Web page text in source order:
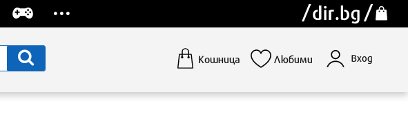
Кошница Любими Вход